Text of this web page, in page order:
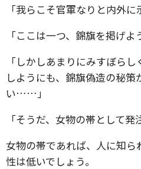
「我らこそ官軍なりと内外に
「ここは一つ、錦旗を掲げよ
「しかしあまりにみすぼら
しようにも、錦旗偽造の秘
い……」
「そうだ、女物の帯として発
女物の帯であれば、人に知
性は低いでしょう。